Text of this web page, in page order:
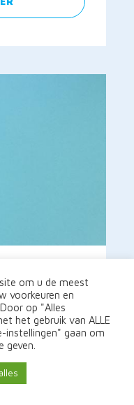
voor de
sector
van
van de
om u de meest
voorkeuren en
op "Alles
het gebruik van ALLE
instellingen" gaan om